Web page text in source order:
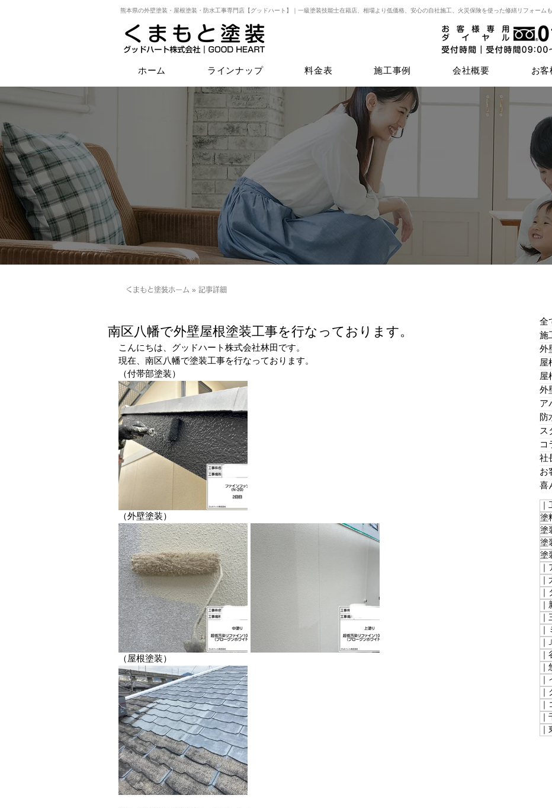
熊本県の外壁塗装・屋根塗装・防水工事専門店【グッドハート】｜一級塗装技能士在籍店、相場より低価格、安心の自社施工、火災保険を使った修繕リフォーム
ホーム ラインナップ 料金表 施工事例 会社概要 お
くまもと塗装ホーム » 記事詳細
南区八幡で外壁屋根塗装工事を行なっております。
こんにちは、グッドハート株式会社林田です。
現在、南区八幡で塗装工事を行なっております。
（付帯部塗装）
（外壁塗装）
（屋根塗装）
全
施
外
屋
屋
外
ア
防
ス
コ
社
お
喜
塗
塗
塗
塗